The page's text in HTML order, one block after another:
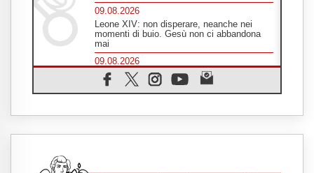
09.08.2026
Leone XIV: non disperare, neanche nei
momenti di buio. Gesù non ci abbandona
mai
09.08.2026
Drammatica escalation del conflitto tra
Russia e Ucraina
Tra Tolkien e Leone, un convegno su